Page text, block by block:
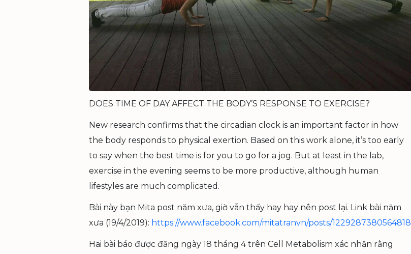
DOES TIME OF DAY AFFECT THE BODY’S RESPONSE TO EXERCISE?
New research confirms that the circadian clock is an important factor in how
the body responds to physical exertion. Based on this work alone, it’s too early
to say when the best time is for you to go for a jog. But at least in the lab,
exercise in the evening seems to be more productive, although human
lifestyles are much complicated.
Bài này bạn Mita post năm xưa, giờ vẫn thấy hay hay nên post lại. Link bài năm
xưa (19/4/2019): https://www.facebook.com/mitatranvn/posts/1229287380564818
Hai bài báo được đăng ngày 18 tháng 4 trên Cell Metabolism xác nhận rằng